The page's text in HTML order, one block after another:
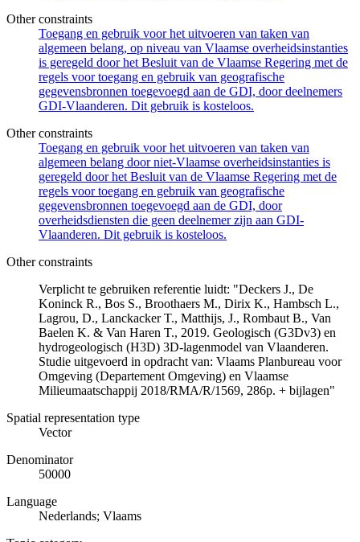
Other constraints
Toegang en gebruik voor het uitvoeren van taken van
algemeen belang, op niveau van Vlaamse overheidsinstanties
is geregeld door het Besluit van de Vlaamse Regering met de
regels voor toegang en gebruik van geografische
gegevensbronnen toegevoegd aan de GDI, door deelnemers
GDI-Vlaanderen. Dit gebruik is kosteloos.
Other constraints
Toegang en gebruik voor het uitvoeren van taken van
algemeen belang door niet-Vlaamse overheidsinstanties is
geregeld door het Besluit van de Vlaamse Regering met de
regels voor toegang en gebruik van geografische
gegevensbronnen toegevoegd aan de GDI, door
overheidsdiensten die geen deelnemer zijn aan GDI-
Vlaanderen. Dit gebruik is kosteloos.
Other constraints
Verplicht te gebruiken referentie luidt: "Deckers J., De
Koninck R., Bos S., Broothaers M., Dirix K., Hambsch L.,
Lagrou, D., Lanckacker T., Matthijs, J., Rombaut B., Van
Baelen K. & Van Haren T., 2019. Geologisch (G3Dv3) en
hydrogeologisch (H3D) 3D-lagenmodel van Vlaanderen.
Studie uitgevoerd in opdracht van: Vlaams Planbureau voor
Omgeving (Departement Omgeving) en Vlaamse
Milieumaatschappij 2018/RMA/R/1569, 286p. + bijlagen"
Spatial representation type
Vector
Denominator
50000
Language
Nederlands; Vlaams